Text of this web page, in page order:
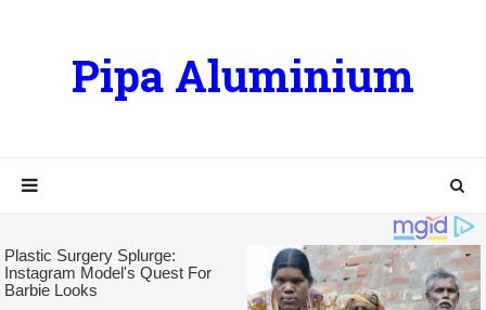
Pipa Aluminium